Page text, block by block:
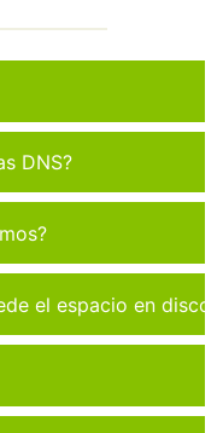
DNS?
el espacio en disco